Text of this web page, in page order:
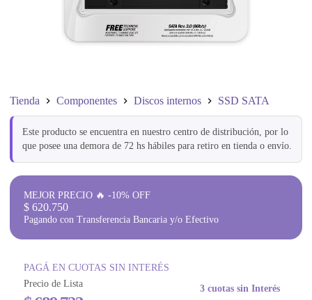
Tienda Componentes Discos internos SSD SATA
Este producto se encuentra en nuestro centro de distribución, por lo
que posee una demora de 72 hs hábiles para retiro en tienda o envío.
MEJOR PRECIO 🔥 -10% OFF
$ 620.750
Pagando con Transferencia Bancaria y/o Efectivo
PAGÁ EN CUOTAS SIN INTERÉS
Precio de Lista 3 cuotas sin Interés